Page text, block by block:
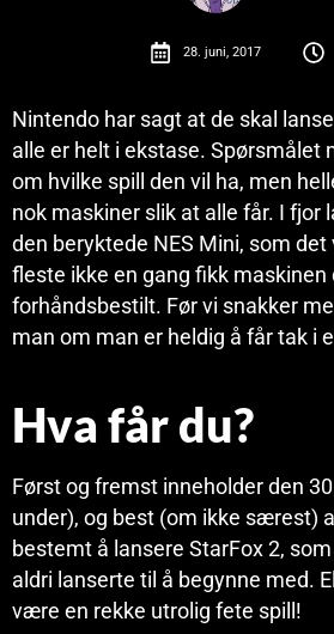
28. juni, 2017
Nintendo har sagt at de skal
alle er helt i ekstase. Spørsmålet
om hvilke spill den vil ha, men
nok maskiner slik at alle får. I fjor
den beryktede NES Mini, som det
fleste ikke en gang fikk maskinen
forhåndsbestilt. Før vi snakker
man om man er heldig å får tak i
Hva får du?
Først og fremst inneholder den
under), og best (om ikke særest)
bestemt å lansere StarFox 2,
aldri lanserte til å begynne med.
være en rekke utrolig fete spill!